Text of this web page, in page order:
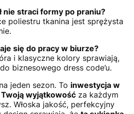
nie straci formy po praniu?
poliestru tkanina jest sprężysta
się do pracy w biurze?
i klasyczne kolory sprawiają,
biznesowego dress code’u.
jeden sezon. To inwestycja w
wyjątkowość za każdym
Włoska jakość, perfekcyjny